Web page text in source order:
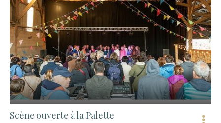
Scène ouverte à la Palette